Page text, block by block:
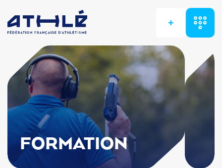
+
FORMATION